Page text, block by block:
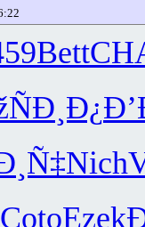
Bett
Nich
CotoEzek